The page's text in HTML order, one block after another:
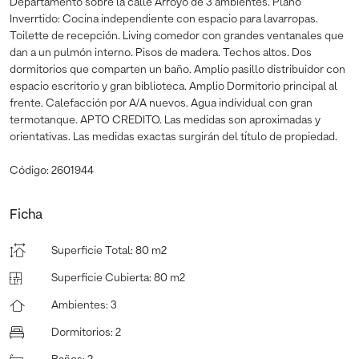
Inverrtido: Cocina independiente con espacio para lavarropas.
Toilette de recepción. Living comedor con grandes ventanales que
dan a un pulmón interno. Pisos de madera. Techos altos. Dos
dormitorios que comparten un baño. Amplio pasillo distribuidor con
espacio escritorio y gran biblioteca. Amplio Dormitorio principal al
frente. Calefacción por A/A nuevos. Agua individual con gran
termotanque. APTO CREDITO. Las medidas son aproximadas y
orientativas. Las medidas exactas surgirán del título de propiedad.
Código: 2601944
Ficha
Superficie Total : 80 m2
Superficie Cubierta: 80 m2
Ambientes: 3
Dormitorios: 2